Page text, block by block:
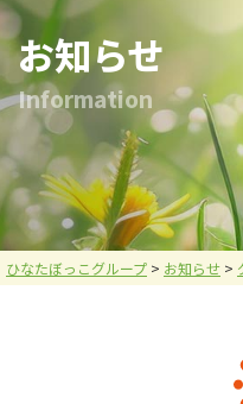
ひなた⽇和(本城)
ハレノヒ(中川町)
あしかが⻄の杜(⼭下町)
おひさま
名草釣堀
釣堀施設・ヤギ牧場
バーベキュー施設
お問い合わせ
炭焼倶楽部 火炉
メニュー
お知らせ
Information
ひなたぼっこグループ > お知らせ >